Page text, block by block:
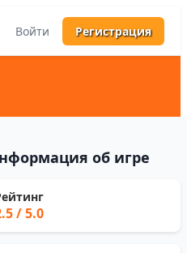
Войти Регистрация
об игре
/ 5.0